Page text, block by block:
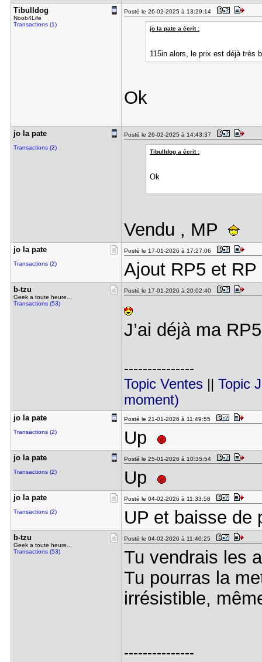
Tibulldog
Noob4Life
Transactions (1)
Posté le 26-02-2025 à 13:29:14
jo la pate a écrit :
115in alors, le prix est déjà très
Ok
jo la pate
Transactions (2)
Posté le 26-02-2025 à 14:43:37
Tibulldog a écrit :
Ok
Vendu , MP
jo la pate
Transactions (2)
Posté le 17-01-2026 à 17:27:06
Ajout RP5 et
b-tzu
Geek a toute heure...
Transactions (53)
Posté le 17-01-2026 à 20:02:40
J’ai déjà ma
---------------
Topic Ventes|| Topic
moment)
jo la pate
Transactions (2)
Posté le 21-01-2026 à 11:49:55
Up
jo la pate
Transactions (2)
Posté le 25-01-2026 à 10:35:54
Up
jo la pate
Transactions (2)
Posté le 04-02-2026 à 11:33:58
UP et baisse
b-tzu
Geek a toute heure...
Transactions (53)
Posté le 04-02-2026 à 11:40:25
Tu vendrais les
Tu pourras la
irrésistible,
---------------